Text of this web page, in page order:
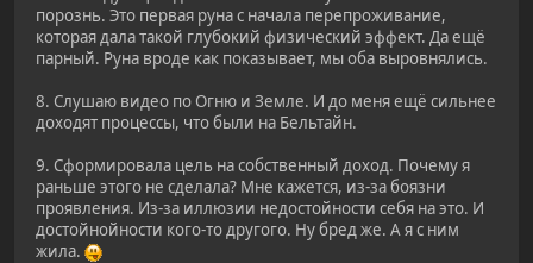
порознь. Это первая руна с начала перепроживание,
которая дала такой глубокий физический эффект. Да ещё
парный. Руна вроде как показывает, мы оба выровнялись.
8. Слушаю видео по Огню и Земле. И до меня ещё сильнее
доходят процессы, что были на Бельтайн.
9. Сформировала цель на собственный доход. Почему я
раньше этого не сделала? Мне кажется, из-за боязни
проявления. Из-за иллюзии недостойности себя на это. И
достойнойности кого-то другого. Ну бред же. А я с ним
жила.